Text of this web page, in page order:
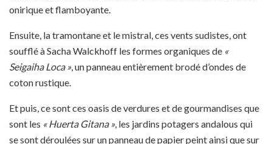
onirique et flamboyante.
Ensuite, la tramontane et le mistral, ces vents sudistes, ont
soufflé à Sacha Walckhoff les formes organiques de «
Seigaiha Loca », un panneau entièrement brodé d’ondes de
coton rustique.
Et puis, ce sont ces oasis de verdures et de gourmandises que
sont les « Huerta Gitana », les jardins potagers andalous qui
se sont déroulées sur un panneau de papier peint ainsi que sur